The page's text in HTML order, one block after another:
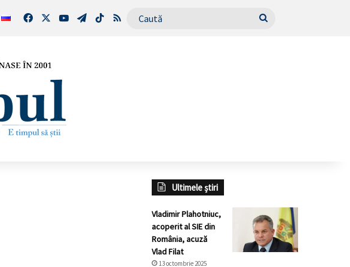
FacebookYouTubeTelegram
TikTokRSS Caută
Ultimele știri
Vladimir Plahotniuc,
acoperit al SIE din
România, acuză
Vlad Filat
13 octombrie 2025